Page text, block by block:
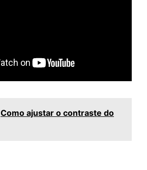
Como ajustar o contraste do